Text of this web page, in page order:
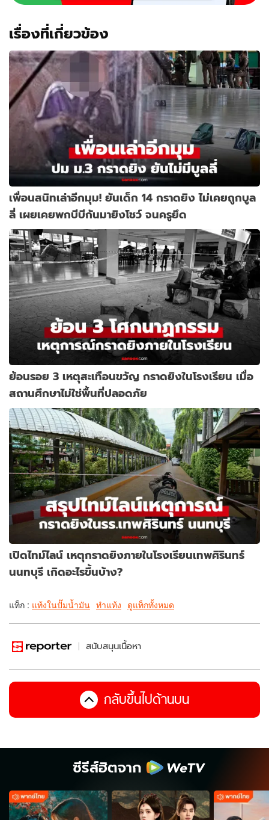
เรื่องที่เกี่ยวข้อง
เพื่อนสนิทเล่าอีกมุม! ยันเด็ก 14 กราดยิง ไม่เคยถูกบูล
ลี่ เผยเคยพกบีบีกันมายิงโชว์ จนครูยึด
ย้อนรอย 3 เหตุสะเทือนขวัญ กราดยิงในโรงเรียน เมื่อ
สถานศึกษาไม่ใช่พื้นที่ปลอดภัย
เปิดไทม์ไลน์ เหตุกราดยิงภายในโรงเรียนเทพศิรินทร์
นนทบุรี เกิดอะไรขึ้นบ้าง?
แท็ก : แท้งในปั๊มน้ำมัน ทำแท้ง ดูแท็กทั้งหมด
สนับสนุนเนื้อหา
กลับขึ้นไปด้านบน
ซีรีส์ฮิตจาก